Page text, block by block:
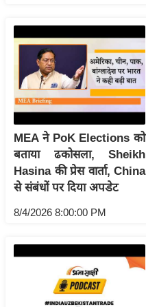
ए
म
आ
र
.
आ
ई
.
चा
स
MEA ने PoK Elections को
बताया ढकोसला, Sheikh
Hasina की प्रेस वार्ता, China
से संबंधों पर दिया अपडेट
8/4/2026 8:00:00 PM